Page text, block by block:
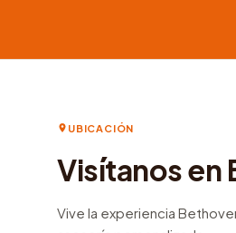
UBICACIÓN
Visítanos en
Vive la experiencia